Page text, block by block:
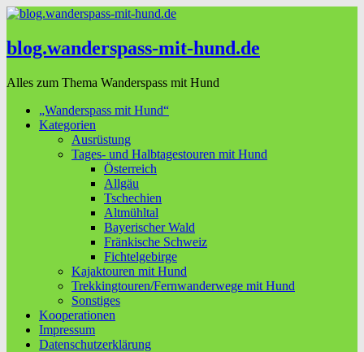
blog.wanderspass-mit-hund.de
Alles zum Thema Wanderspass mit Hund
„Wanderspass mit Hund“
Kategorien
Ausrüstung
Tages- und Halbtagestouren mit Hund
Österreich
Allgäu
Tschechien
Altmühltal
Bayerischer Wald
Fränkische Schweiz
Fichtelgebirge
Kajaktouren mit Hund
Trekkingtouren/Fernwanderwege mit Hund
Sonstiges
Kooperationen
Impressum
Datenschutzerklärung